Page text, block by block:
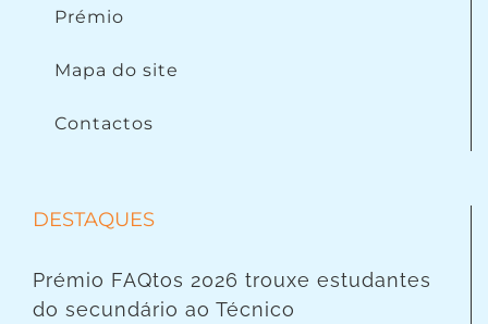
Prémio
Mapa do site
Contactos
DESTAQUES
Prémio FAQtos 2026 trouxe estudantes
do secundário ao Técnico